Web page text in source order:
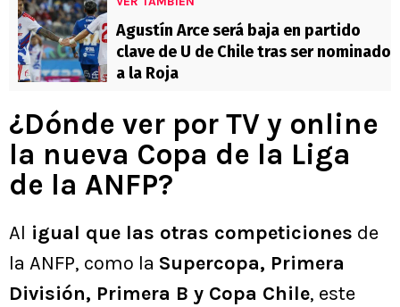
Agustín Arce será baja en partido
clave de U de Chile tras ser nominado
a la Roja
¿Dónde ver por TV y online
la nueva Copa de la Liga
de la ANFP?
Al igual que las otras competiciones de
la ANFP, como la Supercopa, Primera
División, Primera B y Copa Chile, este